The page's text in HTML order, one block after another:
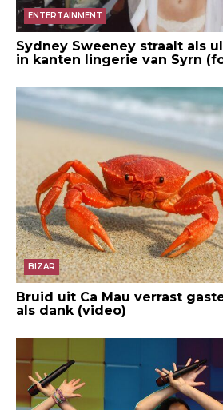
ENTERTAINMENT
Sydney Sweeney straalt als
in kanten lingerie van Syrn
BIZAR
Bruid uit Ca Mau verrast
als dank (video)